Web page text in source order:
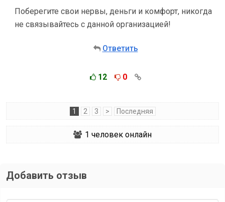
Поберегите свои нервы, деньги и комфорт, никогда
не связывайтесь с данной организацией!
Ответить
12 0
1 2 3 > Последняя
1 человек онлайн
Добавить отзыв